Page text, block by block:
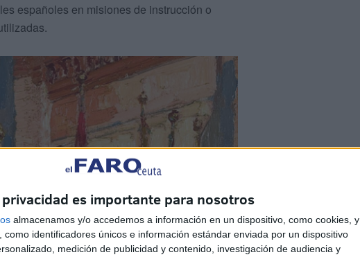
privacidad es importante para nosotros
almacenamos y/o accedemos a información en un dispositivo, como cookies, y
como identificadores únicos e información estándar enviada por un dispositivo
medición de publicidad y contenido, investigación de audiencia y
españoles en misiones de instrucción o